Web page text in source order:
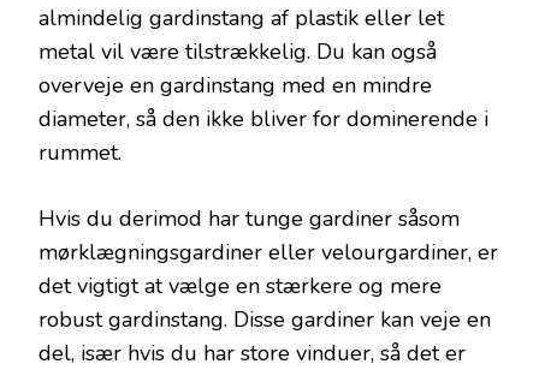
almindelig gardinstang af plastik eller let
metal vil være tilstrækkelig. Du kan også
overveje en gardinstang med en mindre
diameter, så den ikke bliver for dominerende i
rummet.
Hvis du derimod har tunge gardiner såsom
mørklægningsgardiner eller velourgardiner, er
det vigtigt at vælge en stærkere og mere
robust gardinstang. Disse gardiner kan veje en
del, især hvis du har store vinduer, så det er